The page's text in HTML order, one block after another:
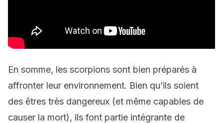
En somme, les scorpions sont bien préparés à
affronter leur environnement. Bien qu’ils soient
des êtres très dangereux (et même capables de
causer la mort), ils font partie intégrante de